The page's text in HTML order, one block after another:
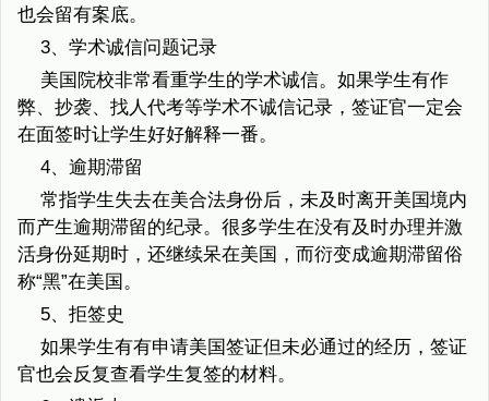
也会留有案底。
3、学术诚信问题记录
美国院校非常看重学生的学术诚信。如果学生有作
弊、抄袭、找人代考等学术不诚信记录，签证官一定会
在面签时让学生好好解释一番。
4、逾期滞留
常指学生失去在美合法身份后，未及时离开美国境内
而产生逾期滞留的纪录。很多学生在没有及时办理并激
活身份延期时，还继续呆在美国，而衍变成逾期滞留俗
称“黑”在美国。
5、拒签史
如果学生有有申请美国签证但未必通过的经历，签证
官也会反复查看学生复签的材料。